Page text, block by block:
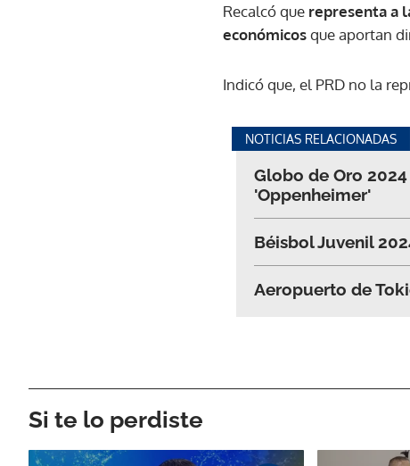
Recalcó que representa a
económicosque aportan
Indicó que, el PRD no la
NOTICIAS RELACIONADAS
Globo de Oro
'Oppenheimer'
Béisbol Juvenil
Aeropuerto de
Si te lo perdiste